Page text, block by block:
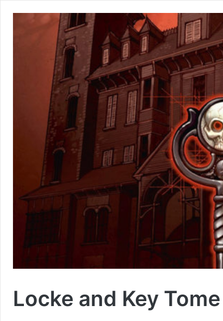
Locke and Key